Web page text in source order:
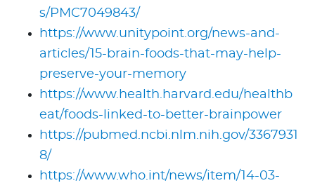
s/PMC7049843/
https://www.unitypoint.org/news-and-
articles/15-brain-foods-that-may-help-
preserve-your-memory
https://www.health.harvard.edu/healthb
eat/foods-linked-to-better-brainpower
https://pubmed.ncbi.nlm.nih.gov/3367931
8/
https://www.who.int/news/item/14-03-